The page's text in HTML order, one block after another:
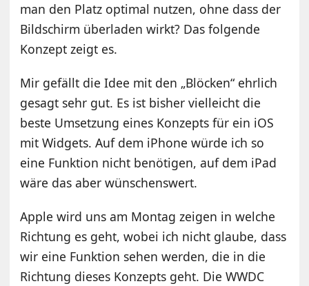
man den Platz optimal nutzen, ohne dass der
Bildschirm überladen wirkt? Das folgende
Konzept zeigt es.
Mir gefällt die Idee mit den „Blöcken“ ehrlich
gesagt sehr gut. Es ist bisher vielleicht die
beste Umsetzung eines Konzepts für ein iOS
mit Widgets. Auf dem iPhone würde ich so
eine Funktion nicht benötigen, auf dem iPad
wäre das aber wünschenswert.
Apple wird uns am Montag zeigen in welche
Richtung es geht, wobei ich nicht glaube, dass
wir eine Funktion sehen werden, die in die
Richtung dieses Konzepts geht. Die WWDC